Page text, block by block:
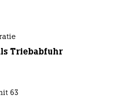
Triebabfuhr
63